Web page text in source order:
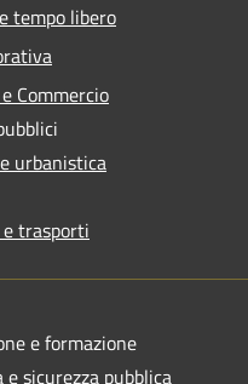
tempo libero
Commercio
urbanistica
trasporti
e formazione
e sicurezza pubblica